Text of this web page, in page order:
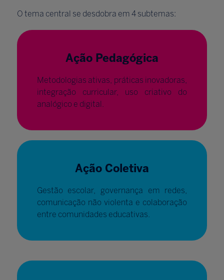
O tema central se desdobra em 4 subtemas:
Ação Pedagógica
Metodologias ativas, práticas inovadoras,
integração curricular, uso criativo do
analógico e digital.
Ação Coletiva
Gestão escolar, governança em redes,
comunicação não violenta e colaboração
entre comunidades educativas.